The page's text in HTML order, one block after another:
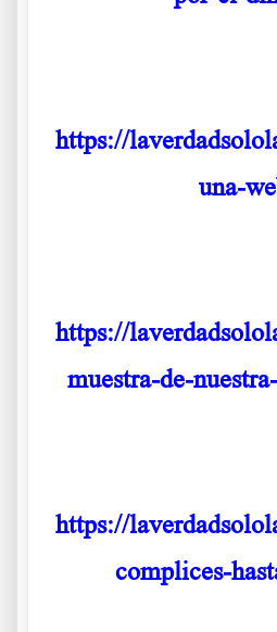
https://
una-
https://
muestra-de-
https://
complices-